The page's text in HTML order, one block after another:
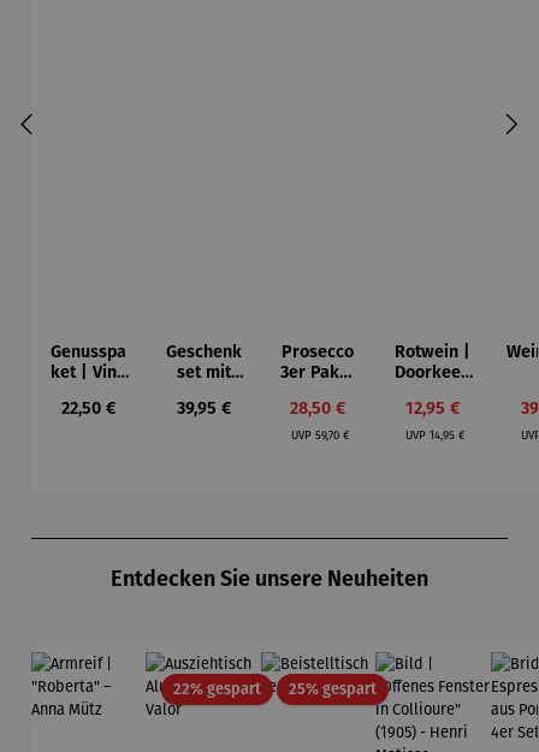
Genusspa
ket | Vino
Regulärer Preis:
22,50 €
Geschenk
set mit
Schlaraffe
Regulärer Preis:
39,95 €
Prosecco
3er Paket
Prosecco
DOC
Verkaufspreis:
28,50 €
UVPRegulärer Preis:
59,70 €
Rotwein |
Doorkeep
Verkaufspreis:
12,95 €
UVPRegulärer Preis:
14,95 €
Entdecken Sie unsere Neuheiten
22% gespartRabatt25% gespartRabatt